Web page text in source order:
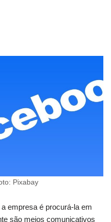
Pixabay
empresa é procurá-la em
são meios comunicativos